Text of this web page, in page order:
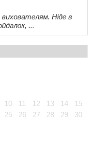
Ніде в
...
10 11 12 13 14
15
25 26 27 28 29
30